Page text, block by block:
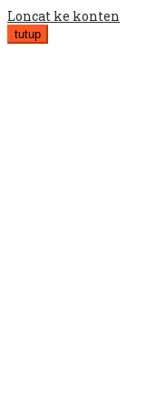
Loncat ke konten
tutup